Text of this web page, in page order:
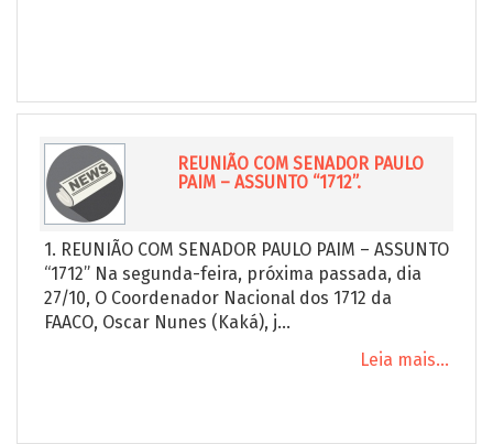
REUNIÃO COM SENADOR PAULO
PAIM – ASSUNTO “1712”.
1. REUNIÃO COM SENADOR PAULO PAIM – ASSUNTO
“1712” Na segunda-feira, próxima passada, dia
27/10, O Coordenador Nacional dos 1712 da
FAACO, Oscar Nunes (Kaká), j...
Leia mais...